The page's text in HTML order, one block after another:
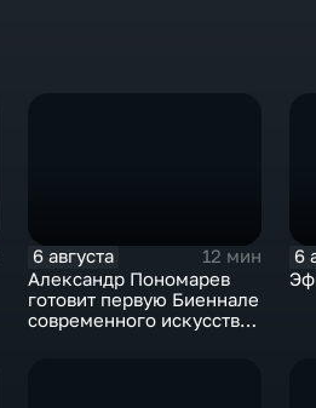
6 августа
12 мин
Александр Пономарев
готовит первую Биеннале
современного искусства
6